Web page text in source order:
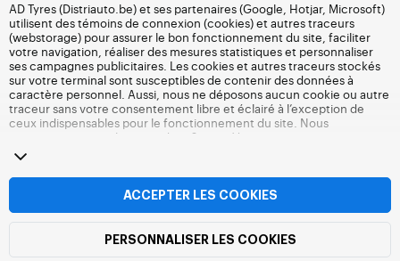
AD Tyres (Distriauto.be) et ses partenaires (Google, Hotjar, Microsoft)
utilisent des témoins de connexion (cookies) et autres traceurs
(webstorage) pour assurer le bon fonctionnement du site, faciliter
votre navigation, réaliser des mesures statistiques et personnaliser
ses campagnes publicitaires. Les cookies et autres traceurs stockés
sur votre terminal sont susceptibles de contenir des données à
caractère personnel. Aussi, nous ne déposons aucun cookie ou autre
traceur sans votre consentement libre et éclairé à l’exception de
ceux indispensables pour le fonctionnement du site. Nous
conservons votre choix pendant 6 mois. Vous pouvez retirer votre
consentement à tout moment en vous rendant sur la
autres traceurs
accepter le dépôt de cookies ou autres traceurs. Le refus ne fait pas
obstacle à l’accès aux services Distriauto.be. Pour plus
d’informations, nous vous invitons à consulter
autres traceurs.
ACCEPTER LES COOKIES
PERSONNALISER LES COOKIES